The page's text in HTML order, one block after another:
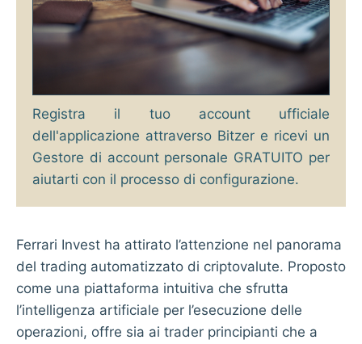
Registra il tuo account ufficiale
dell'applicazione attraverso Bitzer e ricevi un
Gestore di account personale GRATUITO per
aiutarti con il processo di configurazione.
Ferrari Invest ha attirato l’attenzione nel panorama
del trading automatizzato di criptovalute. Proposto
come una piattaforma intuitiva che sfrutta
l’intelligenza artificiale per l’esecuzione delle
operazioni, offre sia ai trader principianti che a